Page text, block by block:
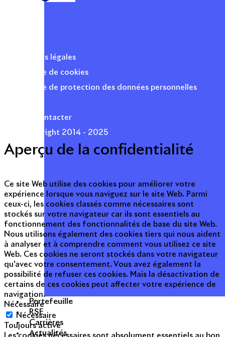
Portefeuille
RSE
Carrières
Actualités
Mentions légales
Politique de cookies
Politique de protection des données personnelles
Nous contacter
© Copyright 2014 - 2025
Aperçu de la confidentialité
Ce site Web utilise des cookies pour améliorer votre
expérience lorsque vous naviguez sur le site Web. Parmi
ceux-ci, les cookies classés comme nécessaires sont
stockés sur votre navigateur car ils sont essentiels au
fonctionnement des fonctionnalités de base du site Web.
Nous utilisons également des cookies tiers qui nous aident
à analyser et à comprendre comment vous utilisez ce site
Web. Ces cookies ne seront stockés dans votre navigateur
qu'avec votre consentement. Vous avez également la
possibilité de refuser ces cookies. Mais la désactivation de
certains de ces cookies peut affecter votre expérience de
navigation.
Nécessaire
Nécessaire
Toujours activé